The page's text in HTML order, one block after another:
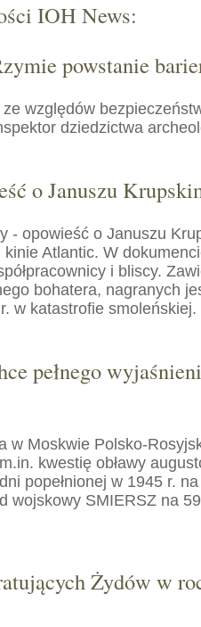
IOH News:
powstanie
względów
dziedzictwa
o Januszu
- opowieść o Januszu
kinie Atlantic. W
i bliscy.
bohatera, nagranych
w katastrofie smoleńskiej.
pełnego
w Moskwie Polsko-
kwestię obławy
popełnionej w 1945 r.
wojskowy SMIERSZ na
Żydów w